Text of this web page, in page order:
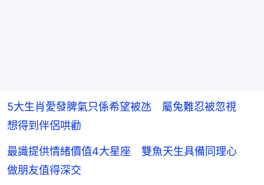
5大生肖愛發脾氣只係希望被氹 屬兔難忍被忽視
想得到伴侶哄勸
最識提供情緒價值4大星座 雙魚天生具備同理心
做朋友值得深交